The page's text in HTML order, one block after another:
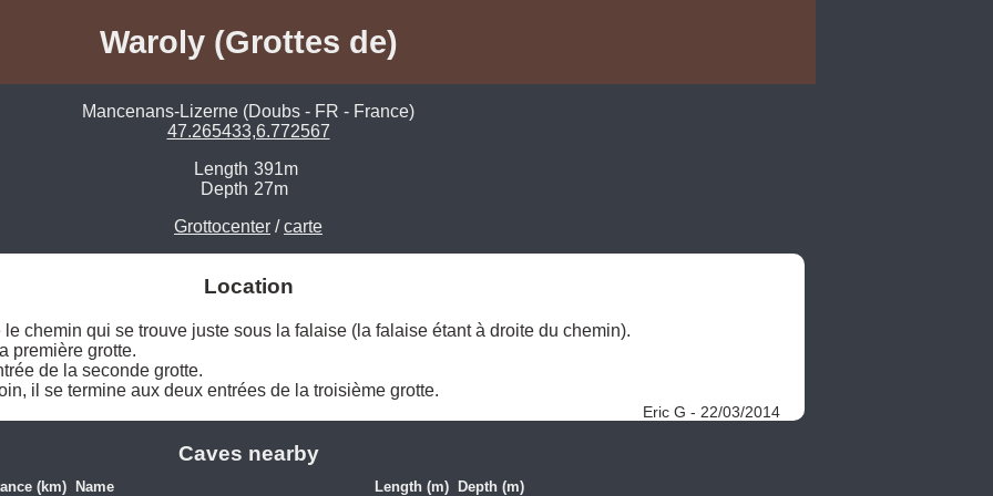
Waroly (Grottes de)
Mancenans-Lizerne (Doubs - FR - France)
47.265433,6.772567
Length 391m
Depth 27m
Grottocenter /carte
Location
chemin qui se trouve juste sous la falaise (la falaise étant à droite du chemin).
première grotte.
de la seconde grotte.
il se termine aux deux entrées de la troisième grotte.
Eric G - 22/03/2014
Caves nearby
(km) Name Length (m) Depth (m)